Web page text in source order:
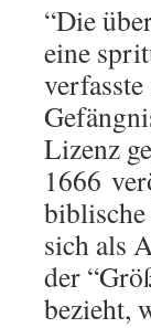
“Die
eine
Lizenz
1666
biblische
sich als
der
bezieht,